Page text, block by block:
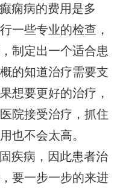
痫病的费用是多
一些专业的检查，
制定出一个适合患
的知道治疗需要支
想要更好的治疗，
院接受治疗，抓住
也不会太高。
疾病，因此患者治
要一步一步的来进